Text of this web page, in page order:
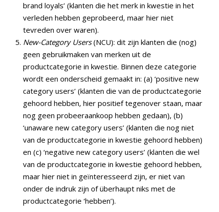
brand loyals’ (klanten die het merk in kwestie in het
verleden hebben geprobeerd, maar hier niet
tevreden over waren).
New-Category Users(NCU): dit zijn klanten die (nog)
geen gebruikmaken van merken uit de
productcategorie in kwestie. Binnen deze categorie
wordt een onderscheid gemaakt in: (a) ‘positive new
category users’ (klanten die van de productcategorie
gehoord hebben, hier positief tegenover staan, maar
nog geen probeeraankoop hebben gedaan), (b)
‘unaware new category users’ (klanten die nog niet
van de productcategorie in kwestie gehoord hebben)
en (c) ‘negative new category users’ (klanten die wel
van de productcategorie in kwestie gehoord hebben,
maar hier niet in geïnteresseerd zijn, er niet van
onder de indruk zijn of überhaupt niks met de
productcategorie ‘hebben’).